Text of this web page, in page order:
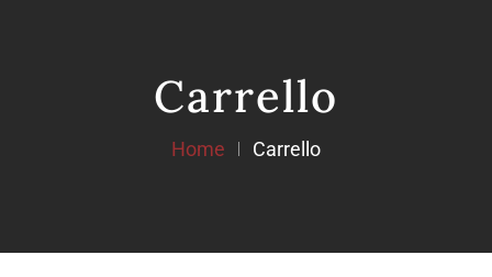
Carrello
Home Carrello